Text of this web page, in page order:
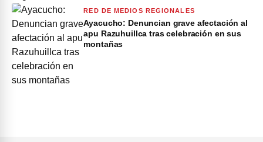
RED DE MEDIOS REGIONALES
Ayacucho: Denuncian grave afectación al
apu Razuhuillca tras celebración en sus
montañas